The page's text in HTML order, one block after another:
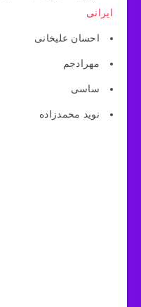
ایرانی
احسان علیخانی
مهرادجم
ساسی
نوید محمدزاده